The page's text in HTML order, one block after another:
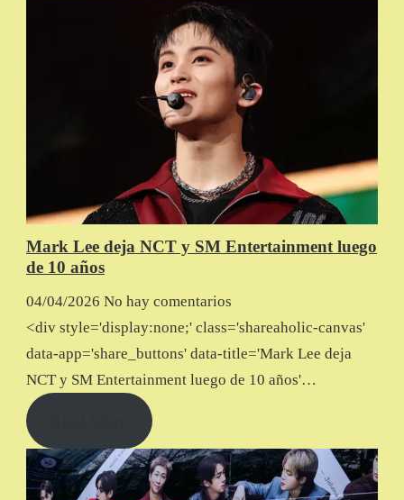
Mark Lee deja NCT y SM Entertainment luego
de 10 años
04/04/2026 No hay comentarios
<div style='display:none;' class='shareaholic-canvas'
data-app='share_buttons' data-title='Mark Lee deja
NCT y SM Entertainment luego de 10 años'…